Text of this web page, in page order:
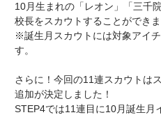
10月生まれの「レオン」「三千
校長をスカウトすることができま
※誕生月スカウトには対象アイ
す。
さらに！今回の11連スカウトは
追加が決定しました！
STEP4では11連目に10月誕生月